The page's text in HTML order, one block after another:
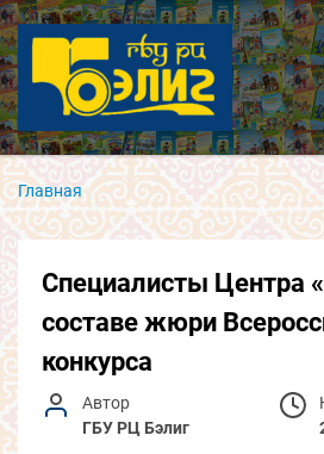
Главная
Специалисты Центра
составе жюри
конкурса
Автор
ГБУ РЦ Бэлиг